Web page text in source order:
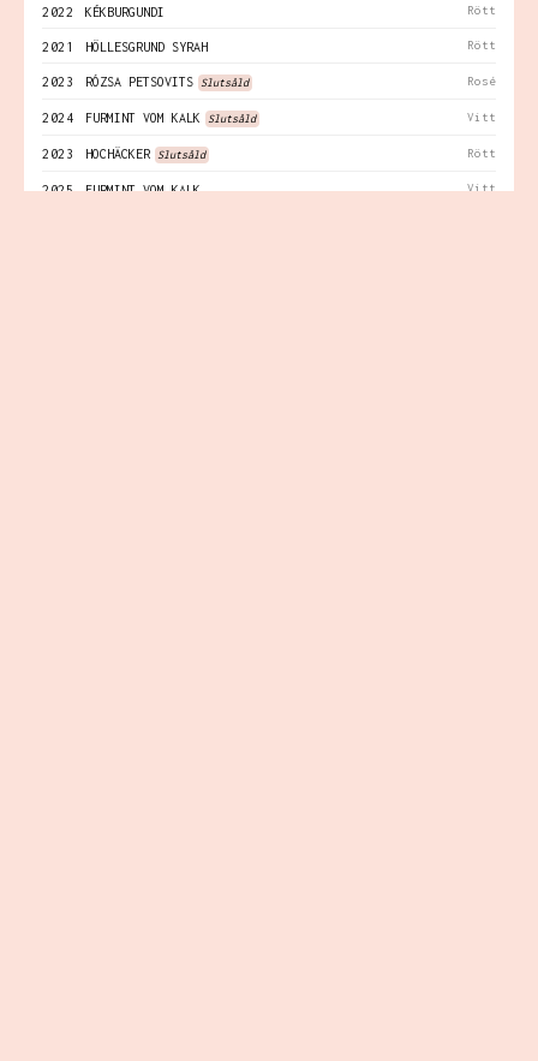
2022 KÉKBURGUNDI Rött
2021 HÖLLESGRUND SYRAH Rött
2023 RÓZSA PETSOVITS Slutsåld Rosé
2024 FURMINT VOM KALK Slutsåld Vitt
2023 HOCHÄCKER Slutsåld Rött
2025 FURMINT VOM KALK Vitt